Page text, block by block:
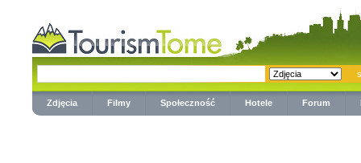
Zdjęcia Filmy Społeczność Hotele Forum